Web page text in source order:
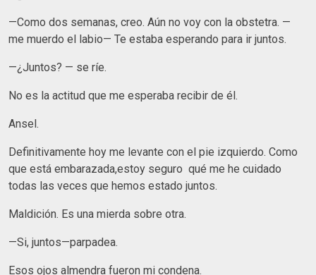
—Como dos semanas, creo. Aún no voy con la obstetra. —
me muerdo el labio— Te estaba esperando para ir juntos.
—¿Juntos? — se ríe.
No es la actitud que me esperaba recibir de él.
Ansel.
Definitivamente hoy me levante con el pie izquierdo. Como
que está embarazada,estoy seguro qué me he cuidado
todas las veces que hemos estado juntos.
Maldición. Es una mierda sobre otra.
—Si, juntos—parpadea.
Esos ojos almendra fueron mi condena.